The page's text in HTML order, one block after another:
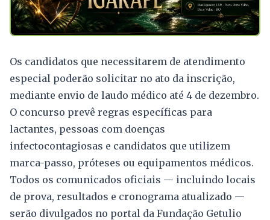
Os candidatos que necessitarem de atendimento
especial poderão solicitar no ato da inscrição,
mediante envio de laudo médico até 4 de dezembro.
O concurso prevê regras específicas para
lactantes, pessoas com doenças
infectocontagiosas e candidatos que utilizem
marca-passo, próteses ou equipamentos médicos.
Todos os comunicados oficiais — incluindo locais
de prova, resultados e cronograma atualizado —
serão divulgados no portal da Fundação Getulio